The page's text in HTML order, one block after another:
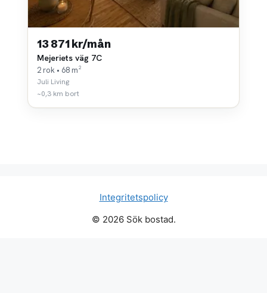
13 871 kr/mån
Mejeriets väg 7C
2 rok • 68 m²
Juli Living
~0,3 km bort
Integritetspolicy
© 2026 Sök bostad.